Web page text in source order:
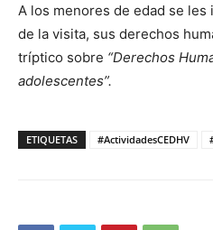
A los menores de edad se
de la visita, sus derechos
tríptico sobre “Derechos
adolescentes”.
ETIQUETAS #ActividadesCEDHV